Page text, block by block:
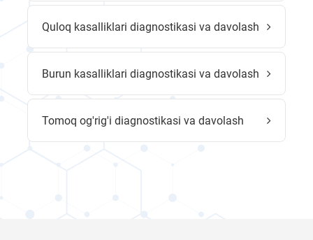
Quloq kasalliklari diagnostikasi va davolash
Burun kasalliklari diagnostikasi va davolash
Tomoq og'rig'i diagnostikasi va davolash